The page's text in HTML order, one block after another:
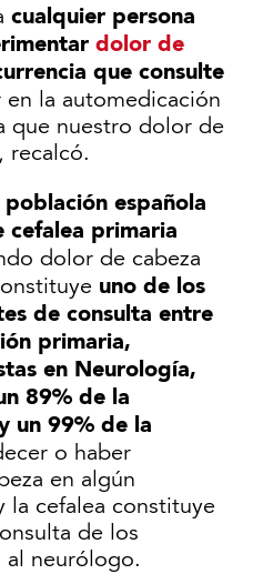
cualquier persona
dolor de
que consulte
en la automedicación
que nuestro dolor de
recalcó.
española
cefalea primaria
dolor de cabeza
uno de los
de consulta entre
primaria,
en Neurología,
89% de la
un 99% de la
o haber
en algún
la cefalea constituye
de los
al neurólogo.